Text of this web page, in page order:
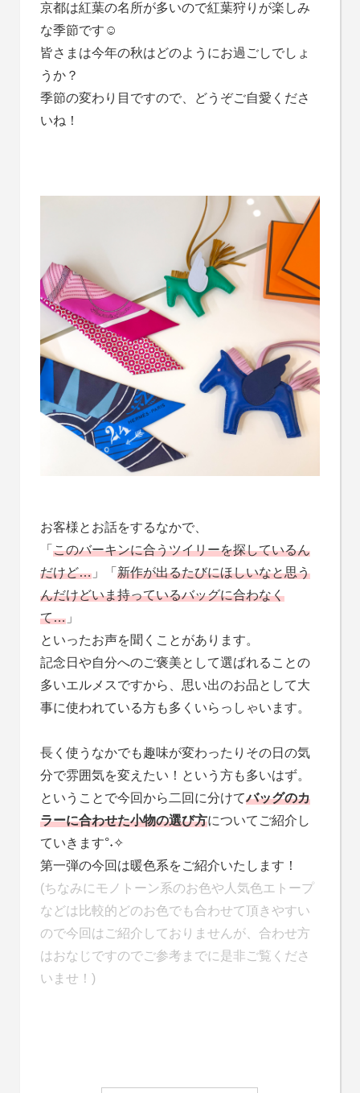
京都は紅葉の名所が多いので紅葉狩りが楽しみ
な季節です☺
皆さまは今年の秋はどのようにお過ごしでしょ
うか？
季節の変わり目ですので、どうぞご自愛くださ
いね！
お客様とお話をするなかで、
「 このバーキンに合うツイリーを探しているん
だけど…」「 新作が出るたびにほしいなと思う
んだけどいま持っているバッグに合わなく
て…」
といったお声を聞くことがあります。
記念日や自分へのご褒美として選ばれることの
多いエルメスですから、思い出のお品として大
事に使われている方も多くいらっしゃいます。
長く使うなかでも趣味が変わったりその日の気
分で雰囲気を変えたい！という方も多いはず。
ということで今回から二回に分けてバッグのカ
ラーに合わせた小物の選び方についてご紹介し
ていきます°˖✧
第一弾の今回は暖色系をご紹介いたします！
(ちなみにモノトーン系のお色や人気色エトープ
などは比較的どのお色でも合わせて頂きやすい
ので今回はご紹介しておりませんが、合わせ方
はおなじですのでご参考までに是非ご覧くださ
いませ！)